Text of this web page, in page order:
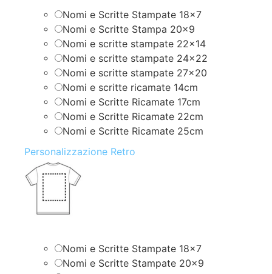
Nomi e Scritte Stampate 18×7
Nomi e Scritte Stampa 20×9
Nomi e scritte stampate 22×14
Nomi e scritte stampate 24×22
Nomi e scritte stampate 27×20
Nomi e scritte ricamate 14cm
Nomi e Scritte Ricamate 17cm
Nomi e Scritte Ricamate 22cm
Nomi e Scritte Ricamate 25cm
Personalizzazione Retro
Nomi e Scritte Stampate 18×7
Nomi e Scritte Stampate 20×9